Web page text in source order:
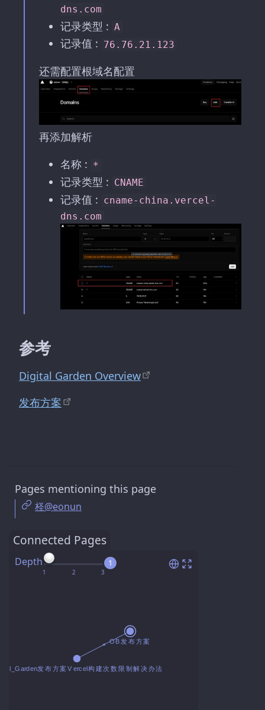
dns.com
记录类型 : A
记录值 : 76.76.21.123
还需配置根域名配置
再添加解析
名称 : *
记录类型 : CNAME
记录值 : cname-china.vercel-
dns.com
参考
Digital Garden Overview
发布方案
Connected Pages
Depth 1
Pages mentioning this page
柽@eonun